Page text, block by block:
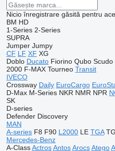
Nicio înregistrare găsită pentru
BM HD
1-Series 2-Series
SUPRA
Jumper Jumpy
CF LF XF XG
Doblo Ducato Fiorino Qubo Scudo
2000 F-MAX Tourneo Transit
IVECO
Crossway Daily EuroCargo
D-Max M-Series NKR NMR NPR
SK
D-series
Defender Discovery
MAN
A-series F8 F90 L2000 LE TGA
Mercedes-Benz
A-Class Actros Antos Arocs Atego